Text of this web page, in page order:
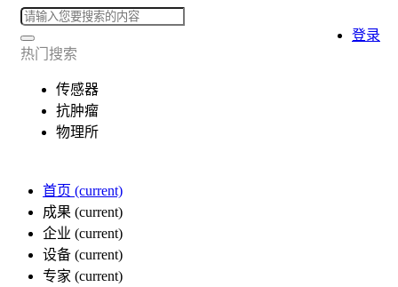
热门搜索
传感器
抗肿瘤
物理所
首页 (current)
成果 (current)
企业 (current)
设备 (current)
专家 (current)
登录